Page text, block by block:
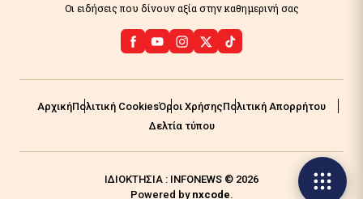
Οι ειδήσεις που δίνουν αξία στην καθημερινή σας
ΑρχικήΠολιτική CookiesΌροι ΧρήσηςΠολιτική Απορρήτου
Δελτία τύπου
ΙΔΙΟΚΤΗΣΙΑ : INFONEWS © 2026
Powered by nxcode.